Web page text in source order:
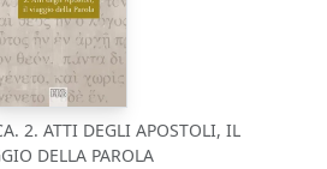
2. ATTI DEGLI APOSTOLI, IL
DELLA PAROLA